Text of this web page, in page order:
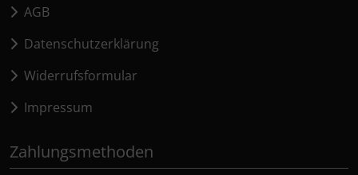
AGB
Datenschutzerklärung
Widerrufsformular
Impressum
Zahlungsmethoden